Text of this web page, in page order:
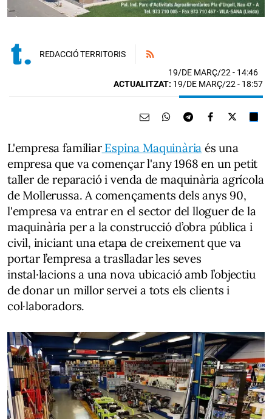
REDACCIÓ TERRITORIS
19/DE MARÇ/22 - 14:46
ACTUALITZAT: 19/DE MARÇ/22 - 18:57
L'empresa familiarEspina Maquinària és una
empresa que va començar l'any 1968 en un petit
taller de reparació i venda de maquinària agrícola
de Mollerussa. A començaments dels anys 90,
l'empresa va entrar en el sector del lloguer de la
maquinària per a la construcció d’obra pública i
civil, iniciant una etapa de creixement que va
portar l’empresa a traslladar les seves
instal·lacions a una nova ubicació amb l’objectiu
de donar un millor servei a tots els clients i
col·laboradors.